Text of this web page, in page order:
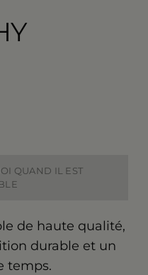
QUAND IL EST
de haute qualité,
durable et un
temps.